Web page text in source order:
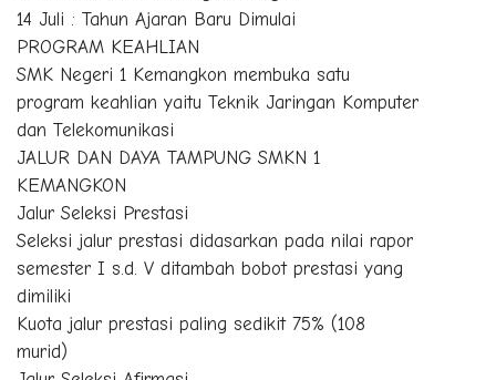
14 Juli : Tahun Ajaran Baru Dimulai
PROGRAM KEAHLIAN
SMK Negeri 1 Kemangkon membuka satu
program keahlian yaitu Teknik Jaringan Komputer
dan Telekomunikasi
JALUR DAN DAYA TAMPUNG SMKN 1
KEMANGKON
Jalur Seleksi Prestasi
Seleksi jalur prestasi didasarkan pada nilai rapor
semester I s.d. V ditambah bobot prestasi yang
dimiliki
Kuota jalur prestasi paling sedikit 75% (108
murid)